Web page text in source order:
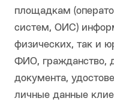
площадкам
систем, ОИС)
физических, так и
ФИО, гражданство,
документа,
личные данные